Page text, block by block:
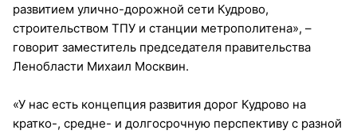
развитием улично-дорожной сети Кудрово,
строительством ТПУ и станции метрополитена», –
говорит заместитель председателя правительства
Ленобласти Михаил Москвин.
«У нас есть концепция развития дорог Кудрово на
кратко-, средне- и долгосрочную перспективу с разной